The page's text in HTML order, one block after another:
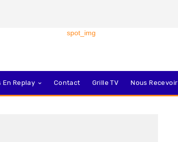
En Replay Contact Grille TV Nous Recevoir